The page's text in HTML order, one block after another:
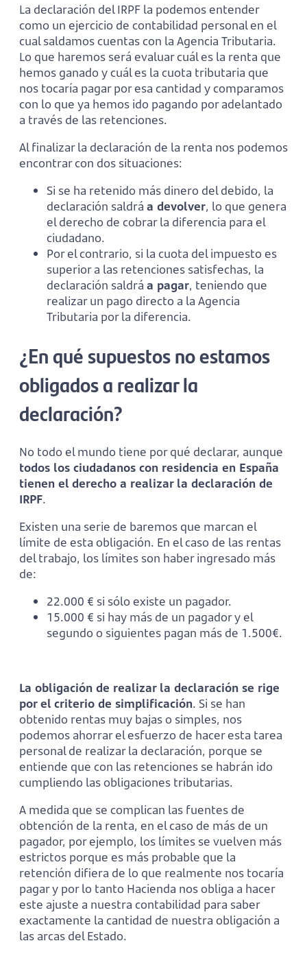
La declaración del IRPF la podemos entender
como un ejercicio de contabilidad personal en el
cual saldamos cuentas con la Agencia Tributaria.
Lo que haremos será evaluar cuál es la renta que
hemos ganado y cuál es la cuota tributaria que
nos tocaría pagar por esa cantidad y comparamos
con lo que ya hemos ido pagando por adelantado
a través de las retenciones.
Al finalizar la declaración de la renta nos podemos
encontrar con dos situaciones:
Si se ha retenido más dinero del debido, la
declaración saldrá a devolver, lo que genera
el derecho de cobrar la diferencia para el
ciudadano.
Por el contrario, si la cuota del impuesto es
superior a las retenciones satisfechas, la
declaración saldrá a pagar, teniendo que
realizar un pago directo a la Agencia
Tributaria por la diferencia.
¿En qué supuestos no estamos
obligados a realizar la
declaración?
No todo el mundo tiene por qué declarar, aunque
todos los ciudadanos con residencia en España
tienen el derecho a realizar la declaración de
IRPF.
Existen una serie de baremos que marcan el
límite de esta obligación. En el caso de las rentas
del trabajo, los límites son haber ingresado más
de:
22.000 € si sólo existe un pagador.
15.000 € si hay más de un pagador y el
segundo o siguientes pagan más de 1.500€.
La obligación de realizar la declaración se rige
por el criterio de simplificación. Si se han
obtenido rentas muy bajas o simples, nos
podemos ahorrar el esfuerzo de hacer esta tarea
personal de realizar la declaración, porque se
entiende que con las retenciones se habrán ido
cumpliendo las obligaciones tributarias.
A medida que se complican las fuentes de
obtención de la renta, en el caso de más de un
pagador, por ejemplo, los límites se vuelven más
estrictos porque es más probable que la
retención difiera de lo que realmente nos tocaría
pagar y por lo tanto Hacienda nos obliga a hacer
este ajuste a nuestra contabilidad para saber
exactamente la cantidad de nuestra obligación a
las arcas del Estado.